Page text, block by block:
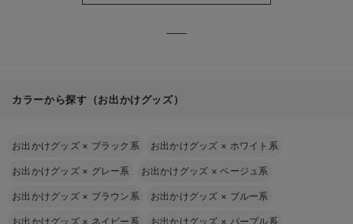
カラーから探す（お出かけグッズ）
お出かけグッズ × ブラック系 お出かけグッズ × ホワイト系
お出かけグッズ × グレー系 お出かけグッズ ×ベージュ系
お出かけグッズ × ブラウン系 お出かけグッズ × ブルー系
お出かけグッズ × ネイビー系 お出かけグッズ × パープル系